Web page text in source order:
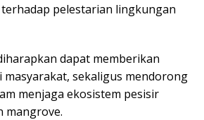
pelestarian lingkungan
dapat memberikan
masyarakat, sekaligus mendorong
menjaga ekosistem pesisir
mangrove.